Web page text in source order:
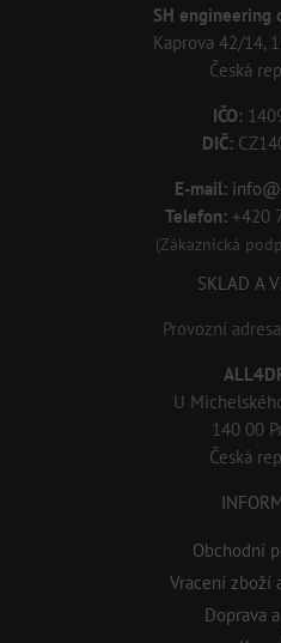
SH engineering
Kaprova 42/14,
Česká
IČO:
DIČ:
E-mail:
Telefon: +420
(Zákaznická
SKLAD A
Provozní
U
140 00
Česká
Obchodní
Vracení zboží
Doprava